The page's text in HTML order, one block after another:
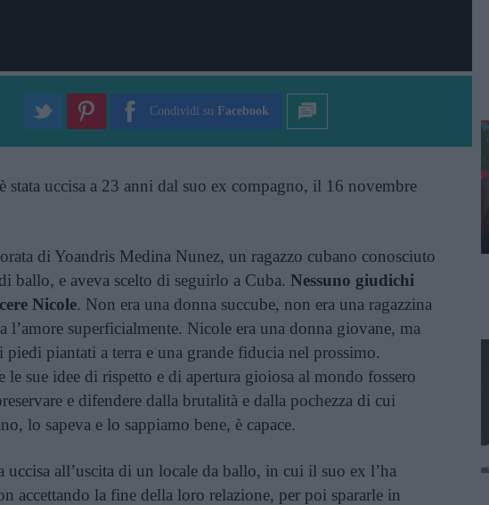
Condividi su Facebook
stata uccisa a 23 anni dal suo ex compagno, il 16 novembre
di Yoandris Medina Nunez, un ragazzo cubano conosciuto
ballo, e aveva scelto di seguirlo a Cuba. Nessuno giudichi
Nicole. Non era una donna succube, non era una ragazzina
l’amore superficialmente. Nicole era una donna giovane, ma
piedi piantati a terra e una grande fiducia nel prossimo.
le sue idee di rispetto e di apertura gioiosa al mondo fossero
e difendere dalla brutalità e dalla pochezza di cui
lo sapeva e lo sappiamo bene, è capace.
uccisa all’uscita di un locale da ballo, in cui il suo ex l’ha
accettando la fine della loro relazione, per poi spararle in